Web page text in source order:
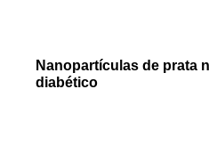
Nanopartículas de prata
diabético